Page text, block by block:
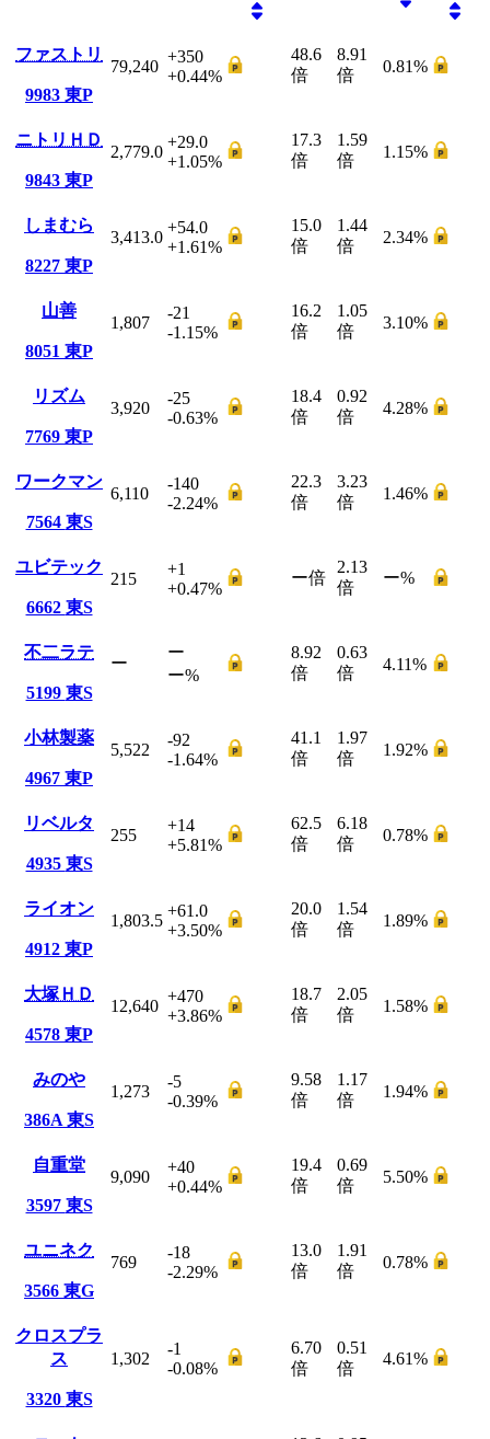
ファストリ
9983 東P
79,240
+350
+0.44%
48.6
倍
8.91
倍
0.81%
ニトリＨＤ
9843 東P
2,779.0
+29.0
+1.05%
17.3
倍
1.59
倍
1.15%
しまむら
8227 東P
3,413.0
+54.0
+1.61%
15.0
倍
1.44
倍
2.34%
山善
8051 東P
1,807
-21
-1.15%
16.2
倍
1.05
倍
3.10%
リズム
7769 東P
3,920
-25
-0.63%
18.4
倍
0.92
倍
4.28%
ワークマン
7564 東S
6,110
-140
-2.24%
22.3
倍
3.23
倍
1.46%
ユビテック
6662 東S
215
+1
+0.47%
ー倍
2.13
倍
ー%
不二ラテ
5199 東S
ー
ー
ー%
8.92
倍
0.63
倍
4.11%
小林製薬
4967 東P
5,522
-92
-1.64%
41.1
倍
1.97
倍
1.92%
リベルタ
4935 東S
255
+14
+5.81%
62.5
倍
6.18
倍
0.78%
ライオン
4912 東P
1,803.5
+61.0
+3.50%
20.0
倍
1.54
倍
1.89%
大塚ＨＤ
4578 東P
12,640
+470
+3.86%
18.7
倍
2.05
倍
1.58%
みのや
386A 東S
1,273
-5
-0.39%
9.58
倍
1.17
倍
1.94%
自重堂
3597 東S
9,090
+40
+0.44%
19.4
倍
0.69
倍
5.50%
ユニネク
3566 東G
769
-18
-2.29%
13.0
倍
1.91
倍
0.78%
クロスプラ
ス
3320 東S
1,302
-1
-0.08%
6.70
倍
0.51
倍
4.61%